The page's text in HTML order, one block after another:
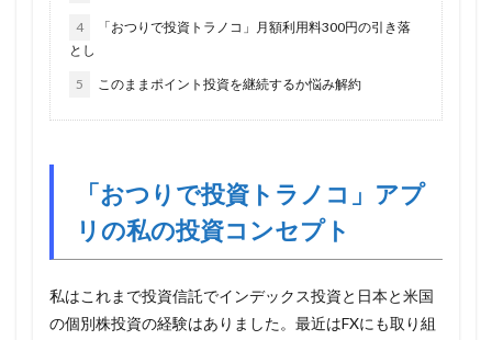
4
「おつりで投資トラノコ」月額利用料300円の引き落
とし
5 このままポイント投資を継続するか悩み解約
「おつりで投資トラノコ」アプ
リの私の投資コンセプト
私はこれまで投資信託でインデックス投資と日本と米国
の個別株投資の経験はありました。最近はFXにも取り組